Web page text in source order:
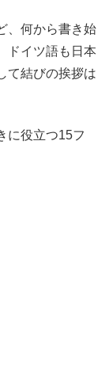
、何から書き始
ドイツ語も日本
て結びの挨拶は
に役立つ15フ